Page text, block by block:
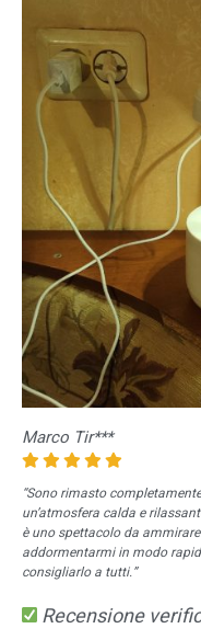
Marco Tir***
“Sono rimasto
un’atmosfera calda e
è uno spettacolo da
addormentarmi in modo
consigliarlo a tutti.”
Recensione